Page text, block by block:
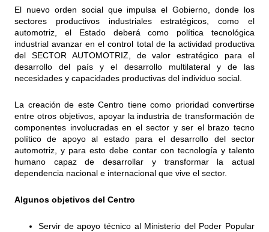
El nuevo orden social que impulsa el Gobierno, donde los
sectores productivos industriales estratégicos, como el
automotriz, el Estado deberá como política tecnológica
industrial avanzar en el control total de la actividad productiva
del SECTOR AUTOMOTRIZ, de valor estratégico para el
desarrollo del país y el desarrollo multilateral y de las
necesidades y capacidades productivas del individuo social.
La creación de este Centro tiene como prioridad convertirse
entre otros objetivos, apoyar la industria de transformación de
componentes involucradas en el sector y ser el brazo tecno
político de apoyo al estado para el desarrollo del sector
automotriz, y para esto debe contar con tecnología y talento
humano capaz de desarrollar y transformar la actual
dependencia nacional e internacional que vive el sector.
Algunos objetivos del Centro
Servir de apoyo técnico al Ministerio del Poder Popular